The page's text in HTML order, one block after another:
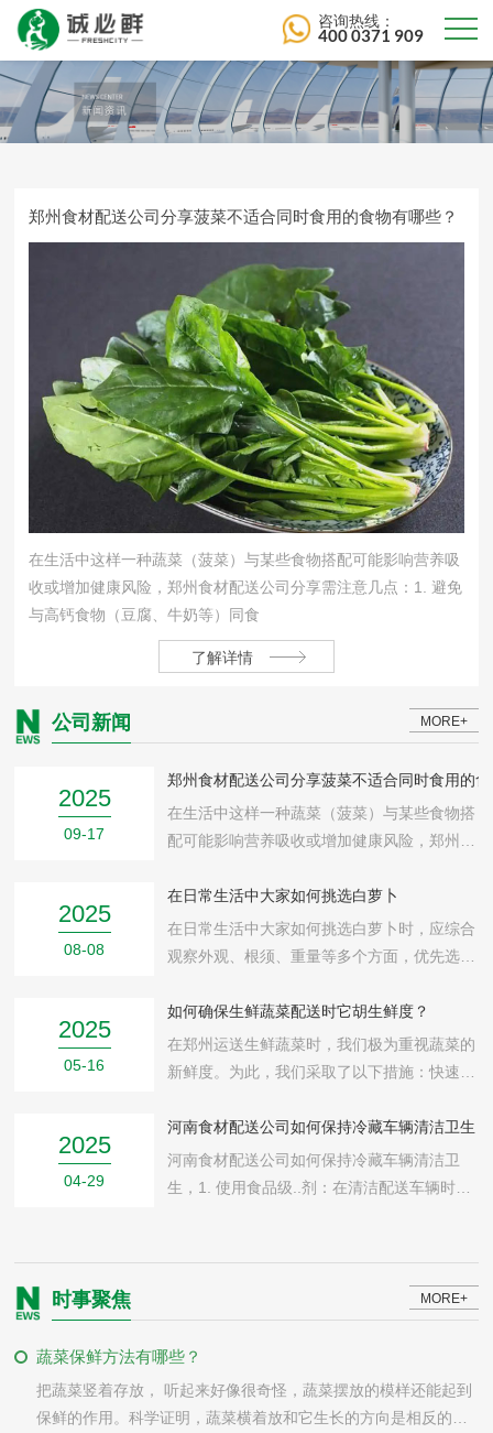
咨询热线：
400 0371 909
郑州食材配送公司分享菠菜不适合同时食用的食物有哪些？
在生活中这样一种蔬菜（菠菜）与某些食物搭配可能影响营养吸
收或增加健康风险，郑州食材配送公司分享需注意几点：1. 避免
与高钙食物（豆腐、牛奶等）同食
了解详情
公司新闻 MORE+
2025
09-17
郑州食材配送公司分享菠菜不适合同时食用的
在生活中这样一种蔬菜（菠菜）与某些食物搭
配可能影响营养吸收或增加健康风险，郑州食
物（豆腐、牛奶等）同食
2025
08-08
在日常生活中大家如何挑选白萝卜
在日常生活中大家如何挑选白萝卜时，应综合
观察外观、根须、重量等多个方面，‌优先选择
卜‌，这类萝卜通常水分充足、口感脆嫩，不易
出现糠心。以下是具体挑选方法：‌‌
2025
05-16
如何确保生鲜蔬菜配送时它胡生鲜度？
在郑州运送生鲜蔬菜时，我们极为重视蔬菜的
新鲜度。为此，我们采取了以下措施：快速配
够快速、准确地送达客户手中。在运输过程
中，我们尽量缩短时间，减少青菜在运输中的
时间成本。
2025
04-29
河南食材配送公司如何保持冷藏车辆清洁卫生
河南食材配送公司如何保持冷藏车辆清洁卫
生，1. 使用食品级..剂：在清洁配送车辆时，
时事聚焦 MORE+
蔬菜保鲜方法有哪些？
把蔬菜竖着存放， 听起来好像很奇怪，蔬菜摆放的模样还能起到
保鲜的作用。科学证明，蔬菜横着放和它生长的方向是相反的，